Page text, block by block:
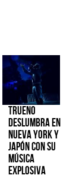
TRUENO
deslumbra en
Nueva York y
Japón con su
música
explosiva